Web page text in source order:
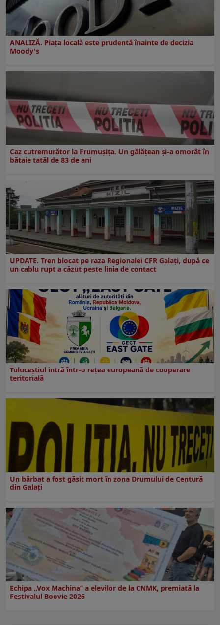
ANALIZĂ. Piața locală este prudentă înainte de decizia
Moody's
Caz cutremurător la Frumușița. Un gălățean și-a omorât în
bătaie tatăl de 83 de ani
UPDATE. Tren blocat pe raza Regionalei CFR Galați, după ce
un cablu rupt a căzut peste linia de contact
Tuluceștiul intră într-o rețea europeană de cooperare
teritorială
Un bărbat a fost găsit mort în zona Drumului de Centură
din Galați
Echipa „Vox Machina” a elevilor de la CNMK, premiată la
Festivalul Boovie 2026